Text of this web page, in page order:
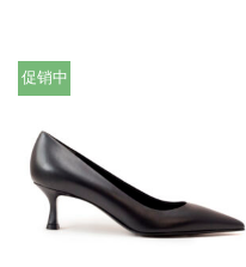
促销中